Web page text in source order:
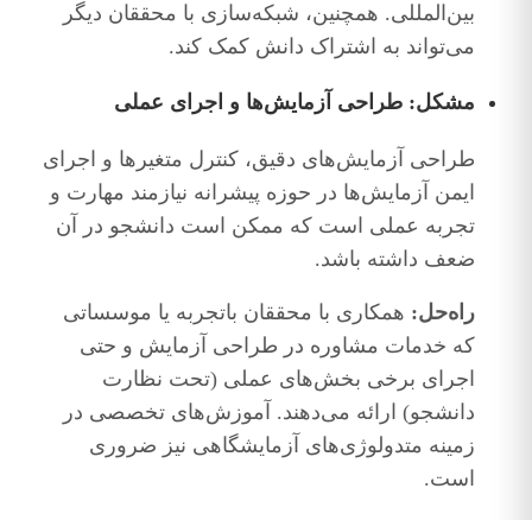
بین‌المللی. همچنین، شبکه‌سازی با محققان دیگر
می‌تواند به اشتراک دانش کمک کند.
مشکل: طراحی آزمایش‌ها و اجرای عملی
طراحی آزمایش‌های دقیق، کنترل متغیرها و اجرای
ایمن آزمایش‌ها در حوزه پیشرانه نیازمند مهارت و
تجربه عملی است که ممکن است دانشجو در آن
ضعف داشته باشد.
راه‌حل: همکاری با محققان باتجربه یا موسساتی
که خدمات مشاوره در طراحی آزمایش و حتی
اجرای برخی بخش‌های عملی (تحت نظارت
دانشجو) ارائه می‌دهند. آموزش‌های تخصصی در
زمینه متدولوژی‌های آزمایشگاهی نیز ضروری
است.